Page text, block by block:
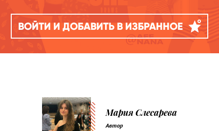
ВОЙТИ И ДОБАВИТЬ В ИЗБРАННОЕ
Мария Слесарева
Автор